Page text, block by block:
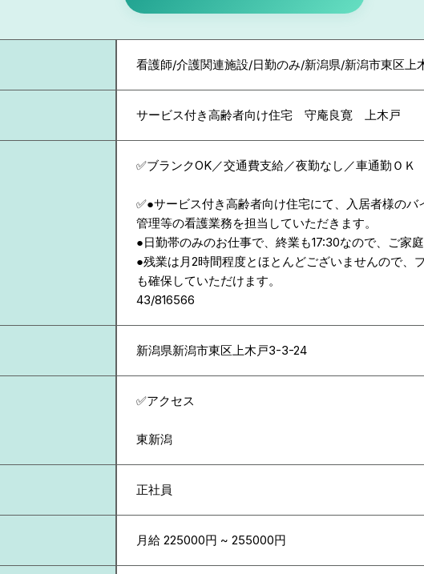
看護師/介護関連施設/日勤のみ/新潟県/新潟市東区上
サービス付き高齢者向け住宅 守庵良寛 上木戸
✅ブランクOK／交通費支給／夜勤なし／車通勤ＯＫ
✅●サービス付き高齢者向け住宅にて、入居者様のバ
管理等の看護業務を担当していただきます。
●日勤帯のみのお仕事で、終業も17:30なので、ご家
●残業は月2時間程度とほとんどございませんので、
も確保していただけます。
43/816566
新潟県新潟市東区上木戸3-3-24
✅アクセス
東新潟
正社員
月給 225000円 ~ 255000円